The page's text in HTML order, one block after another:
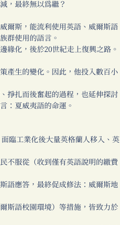
，最終無以為繼？
爾斯，能流利使用英語、威爾斯語
群使用的語言。
緣化，後於20世紀走上復興之路。
產生的變化。因此，他投入數百小
掙扎而後奮起的過程，也延伸探討
：夏威夷語的命運。
臨工業化後大量英格蘭人移入、英
不服從（收到僅有英語說明的繳費
語應答，最終促成修法：威爾斯地
斯語校園環境）等措施，皆致力於